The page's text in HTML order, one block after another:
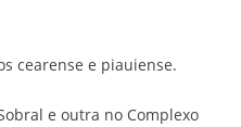
cearense e piauiense.
e outra no Complexo